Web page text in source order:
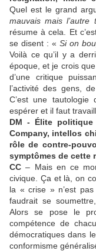
Quel est le grand
mauvais mais l’autre
résume à cela. Et
se disent : « Si on
Voilà ce qu’il y a
époque, et je crois
d’une critique
l’activité des gens,
C’est une
espérer et il faut
DM - Élite
Company, intellos
rôle de contre-
symptômes de cette
CC – Mais en ce
civique. Ça et là, on
la « crise » n’est
faudrait se
Alors se pose le
compétence de
démocratiques dans
conformisme